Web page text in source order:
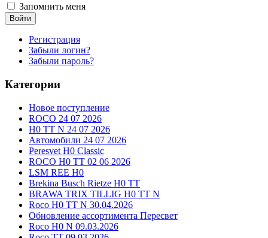
Запомнить меня
Войти
Регистрация
Забыли логин?
Забыли пароль?
Категории
Новое поступление
ROCO 24 07 2026
H0 TT N 24 07 2026
Автомобили 24 07 2026
Peresvet H0 Classic
ROCO H0 TT 02 06 2026
LSM REE H0
Brekina Busch Rietze H0 TT
BRAWA TRIX TILLIG H0 TT N
Roco H0 TT N 30.04.2026
Обновление ассортимента Пересвет
Roco H0 N 09.03.2026